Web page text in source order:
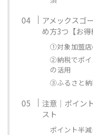
アメックスゴ
め方3つ【お得
①対象加盟店
②納税でポイ
の活用
③ふるさと納
注意｜ポイン
スト
ポイント半